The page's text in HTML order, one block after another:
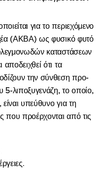
για το περιεχόμενο
(ΑΚΒΑ) ως φυσικό φυτό
καταστάσεων
ότι τα
την σύνθεση προ-
λιποξυγενάζη, το οποίο,
είναι υπεύθυνο για τη
που προέρχονται από τις